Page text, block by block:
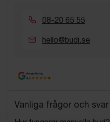
08-20 65 55
hello@budi.se
Google Rating
4.5
Vanliga frågor och svar